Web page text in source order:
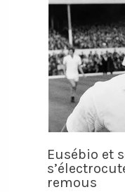
Eusébio et
remous